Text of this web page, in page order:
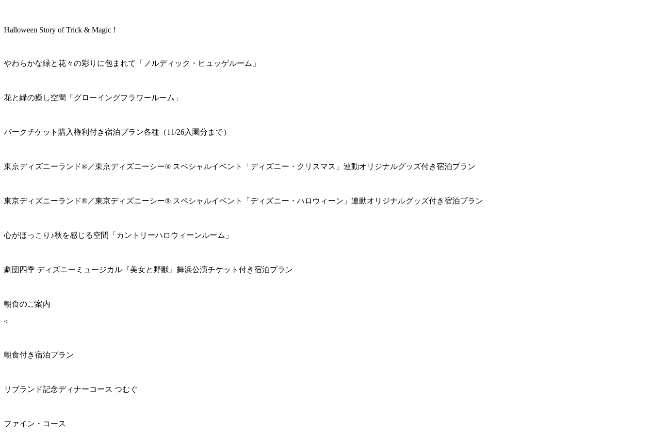
Halloween Story of Trick & Magic !
やわらかな緑と花々の彩りに包まれて「ノルディック・ヒュッゲルーム」
花と緑の癒し空間「グローイングフラワールーム」
パークチケット購入権利付き宿泊プラン各種（11/26入園分まで）
東京ディズニーランド®／東京ディズニーシー® スペシャルイベント「ディズニー・クリスマス」連動オリジナルグッズ付き宿泊プラン
東京ディズニーランド®／東京ディズニーシー® スペシャルイベント「ディズニー・ハロウィーン」連動オリジナルグッズ付き宿泊プラン
心がほっこり♪秋を感じる空間「カントリーハロウィーンルーム」
劇団四季 ディズニーミュージカル『美女と野獣』舞浜公演チケット付き宿泊プラン
朝食のご案内
<
朝食付き宿泊プラン
リブランド記念ディナーコース つむぐ
ファイン・コース